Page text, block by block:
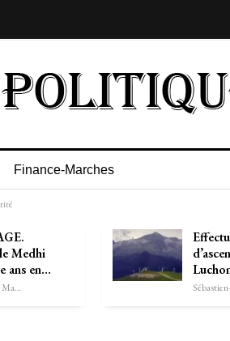
Finance-Marches
Medhi
ans en…
Sébastien-Étienne Marechal